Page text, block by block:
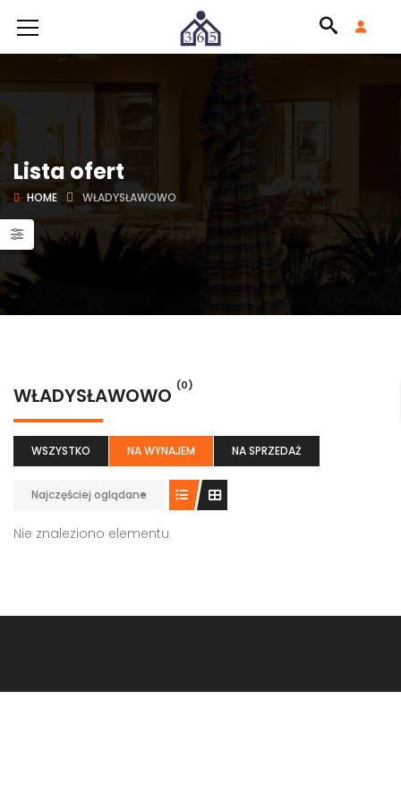
Lista ofert
HOME WŁADYSŁAWOWO
WŁADYSŁAWOWO (0)
WSZYSTKO NA WYNAJEM NA SPRZEDAŻ
Najczęściej oglądane
Nie znaleziono elementu